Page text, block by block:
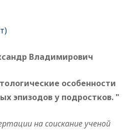
Владимирович
особенности
эпизодов у подростков. "
на соискание ученой